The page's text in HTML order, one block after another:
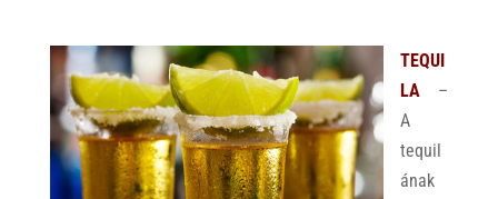
TEQUI
LA–
A
tequil
ának